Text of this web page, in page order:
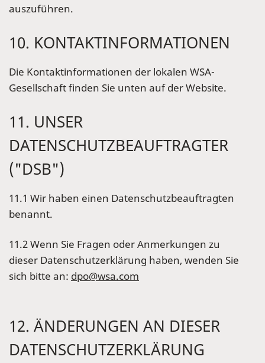
auszuführen.
10. KONTAKTINFORMATIONEN
Die Kontaktinformationen der lokalen WSA-
Gesellschaft finden Sie unten auf der Website.
11. UNSER
DATENSCHUTZBEAUFTRAGTER
("DSB")
11.1 Wir haben einen Datenschutzbeauftragten
benannt.
11.2 Wenn Sie Fragen oder Anmerkungen zu
dieser Datenschutzerklärung haben, wenden Sie
sich bitte an: dpo@wsa.com
12. ÄNDERUNGEN AN DIESER
DATENSCHUTZERKLÄRUNG